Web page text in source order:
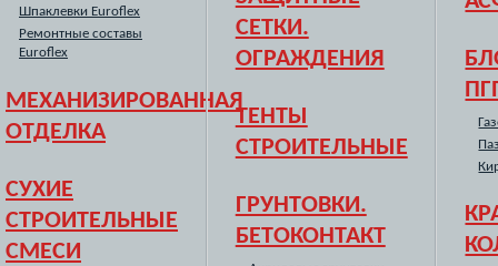
Шпаклевки Euroflex
Ремонтные составы
Euroflex
МЕХАНИЗИРОВАННАЯ
ОТДЕЛКА
СУХИЕ
СТРОИТЕЛЬНЫЕ
СМЕСИ
СЕТКИ.
ОГРАЖДЕНИЯ
ТЕНТЫ
СТРОИТЕЛЬНЫЕ
ГРУНТОВКИ.
БЕТОКОНТАКТ